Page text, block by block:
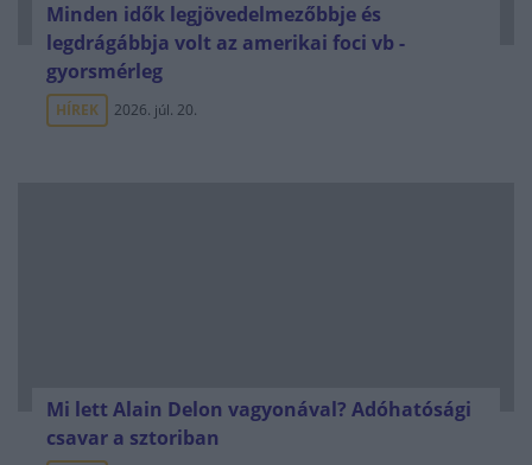
Minden idők legjövedelmezőbbje és
legdrágábbja volt az amerikai foci vb -
gyorsmérleg
HÍREK 2026. júl. 20.
Mi lett Alain Delon vagyonával? Adóhatósági
csavar a sztoriban